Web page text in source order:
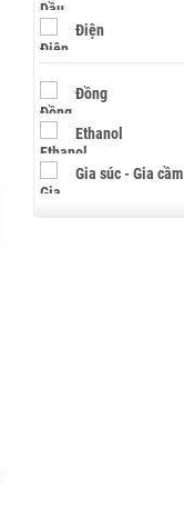
Điện
Đồng
Ethanol
Gia súc - Gia cầm